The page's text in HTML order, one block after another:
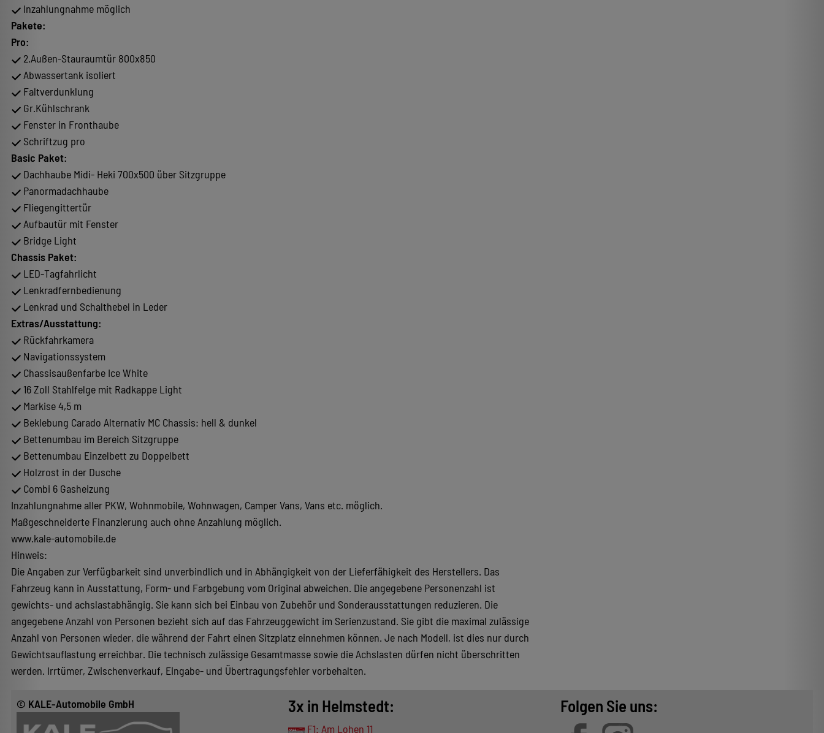
Inzahlungnahme möglich
Pakete:
Pro:
2.Außen-Stauraumtür 800x850
Abwassertank isoliert
Faltverdunklung
Gr.Kühlschrank
Fenster in Fronthaube
Schriftzug pro
Basic Paket:
Dachhaube Midi- Heki 700x500 über Sitzgruppe
Panormadachhaube
Fliegengittertür
Aufbautür mit Fenster
Bridge Light
Chassis Paket:
LED-Tagfahrlicht
Lenkradfernbedienung
Lenkrad und Schalthebel in Leder
Extras/Ausstattung:
Rückfahrkamera
Navigationssystem
Chassisaußenfarbe Ice White
16 Zoll Stahlfelge mit Radkappe Light
Markise 4,5 m
Beklebung Carado Alternativ MC Chassis: hell & dunkel
Bettenumbau im Bereich Sitzgruppe
Bettenumbau Einzelbett zu Doppelbett
Holzrost in der Dusche
Combi 6 Gasheizung
Inzahlungnahme aller PKW, Wohnmobile, Wohnwagen, Camper Vans, Vans etc. möglich.
Maßgeschneiderte Finanzierung auch ohne Anzahlung möglich.
www.kale-automobile.de
Hinweis:
Die Angaben zur Verfügbarkeit sind unverbindlich und in Abhängigkeit von der Lieferfähigkeit des Herstellers. Das
Fahrzeug kann in Ausstattung, Form- und Farbgebung vom Original abweichen. Die angegebene Personenzahl ist
gewichts- und achslastabhängig. Sie kann sich bei Einbau von Zubehör und Sonderausstattungen reduzieren. Die
angegebene Anzahl von Personen bezieht sich auf das Fahrzeuggewicht im Serienzustand. Sie gibt die maximal zulässige
Anzahl von Personen wieder, die während der Fahrt einen Sitzplatz einnehmen können. Je nach Modell, ist dies nur durch
Gewichtsauflastung erreichbar. Die technisch zulässige Gesamtmasse sowie die Achslasten dürfen nicht überschritten
werden. Irrtümer, Zwischenverkauf, Eingabe- und Übertragungsfehler vorbehalten.
© KALE-Automobile GmbH 3x in Helmstedt:
F1: Am Lohen 11
Folgen Sie uns: